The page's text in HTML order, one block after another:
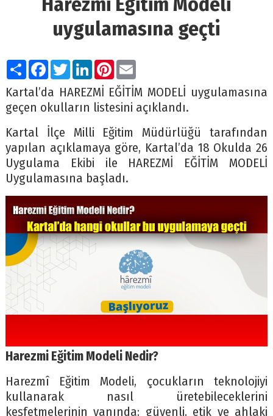
uygulamasına geçti
PaylaşFacebook
TwitterLinkedIn
Pinterest
Email
Kartal’da HAREZMİ EĞİTİM MODELİ uygulamasına
geçen okulların listesini açıklandı.
Kartal İlçe Milli Eğitim Müdürlüğü tarafından
yapılan açıklamaya göre, Kartal’da 18 Okulda 26
Uygulama Ekibi ile HAREZMİ EĞİTİM MODELİ
Uygulamasına başladı.
Harezmi Eğitim Modeli Nedir?
Harezmî Eğitim Modeli, çocukların teknolojiyi
kullanarak nasıl üretebileceklerini
keşfetmelerinin yanında; güvenli, etik ve ahlaki